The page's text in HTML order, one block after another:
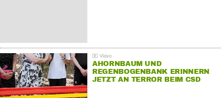
AHORNBAUM UND
REGENBOGENBANK ERINNERN
JETZT AN TERROR BEIM CSD